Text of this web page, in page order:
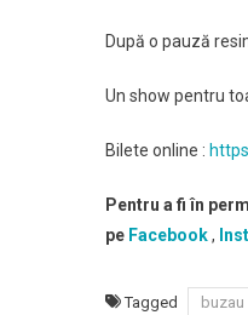
După o pauză
Un show pentru
Bilete online :
Pentru a fi în
pe Facebook,
Tagged buzau